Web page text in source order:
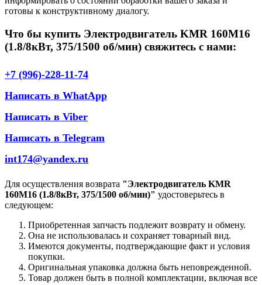
готовы к конструктивному диалогу.
Что бы купить Электродвигатель KMR 160M16
(1.8/8кВт, 375/1500 об/мин) свяжитесь с нами:
+7 (996)-228-11-74
Написать в WhatApp
Написать в Viber
Написать в Telegram
int174@yandex.ru
Для осуществления возврата "Электродвигатель KMR
160M16 (1.8/8кВт, 375/1500 об/мин)" удостоверьтесь в
следующем:
Приобретенная запчасть подлежит возврату и обмену.
Она не использовалась и сохраняет товарный вид.
Имеются документы, подтверждающие факт и условия
покупки.
Оригинальная упаковка должна быть неповрежденной.
Товар должен быть в полной комплектации, включая все